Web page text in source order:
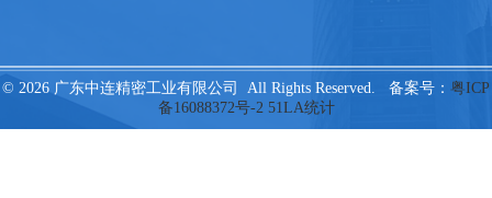
© 2026 广东中连精密工业有限公司 All Rights Reserved. 备案号： 粤ICP
备16088372号-2 51LA统计